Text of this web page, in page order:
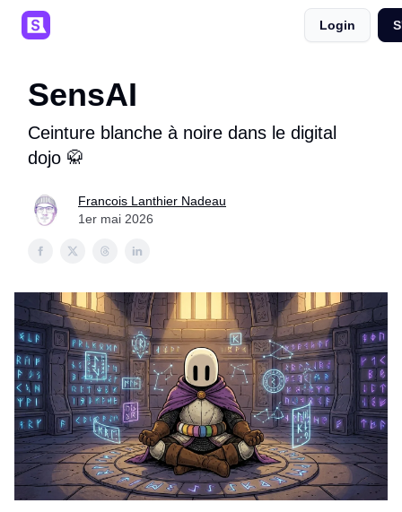
Login
SensAI
Ceinture blanche à noire dans le digital
dojo 🥋
Francois Lanthier Nadeau
1er mai 2026